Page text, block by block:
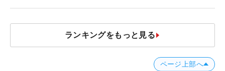
ランキングをもっと見る
ページ上部へ